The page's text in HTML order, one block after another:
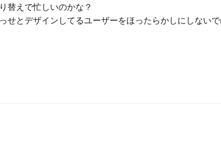
替えで忙しいのかな？
せとデザインしてるユーザーをほったらかしにしないで